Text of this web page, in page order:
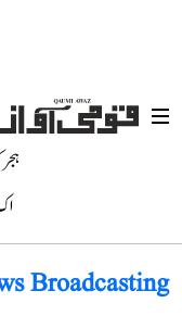
Broadcasting